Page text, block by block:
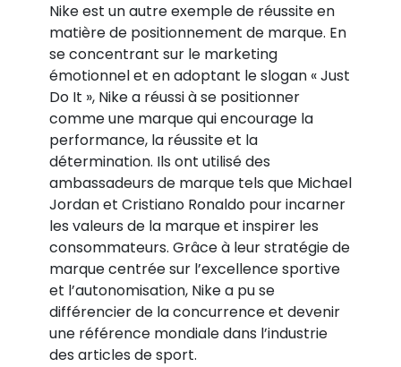
Nike est un autre exemple de réussite en
matière de positionnement de marque. En
se concentrant sur le marketing
émotionnel et en adoptant le slogan « Just
Do It », Nike a réussi à se positionner
comme une marque qui encourage la
performance, la réussite et la
détermination. Ils ont utilisé des
ambassadeurs de marque tels que Michael
Jordan et Cristiano Ronaldo pour incarner
les valeurs de la marque et inspirer les
consommateurs. Grâce à leur stratégie de
marque centrée sur l’excellence sportive
et l’autonomisation, Nike a pu se
différencier de la concurrence et devenir
une référence mondiale dans l’industrie
des articles de sport.